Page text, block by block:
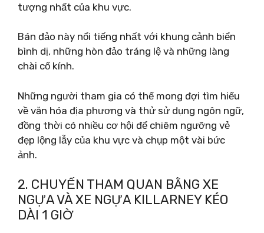
tượng nhất của khu vực.
Bán đảo này nổi tiếng nhất với khung cảnh biển
bình dị, những hòn đảo tráng lệ và những làng
chài cổ kính.
Những người tham gia có thể mong đợi tìm hiểu
về văn hóa địa phương và thử sử dụng ngôn ngữ,
đồng thời có nhiều cơ hội để chiêm ngưỡng vẻ
đẹp lộng lẫy của khu vực và chụp một vài bức
ảnh.
2. CHUYẾN THAM QUAN BẰNG XE
NGỰA VÀ XE NGỰA KILLARNEY KÉO
DÀI 1 GIỜ